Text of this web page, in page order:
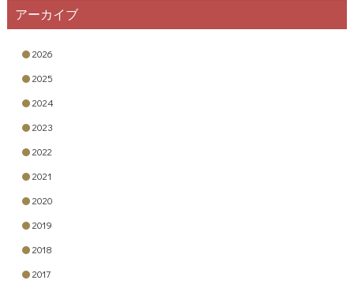
の感謝の言葉を伝えるのに誕生日や結婚記念日はぴったりです！
らぬ愛を再確認するのが夫婦円満の秘訣です♪ また、お子さんがい
る場合は子供のプレゼントやケーキの準備まで全部奥様に任せて
しまってませんか？リカバリーの意味でも奥様にも感謝の言葉を
例 今日は結婚記念日ですね。なかなか会えないけど、僕が頑張れ
るのは○○のおかげです。寂しい思いをさせてしまいますが、感謝
を込めてお花を贈ります。大好きな○○へ ママと○○へ（子どもの名
欒ってやっぱりいいものですね。 ママのお誕生日なので今年は
ケーキを贈ります。パパの分もママとお祝いしてあげてね。 夜に
ますが、あんまり頑張りすぎて風邪を引かないようにね。今日は
アーカイブ
2026
2025
2024
2023
2022
2021
2020
2019
2018
2017